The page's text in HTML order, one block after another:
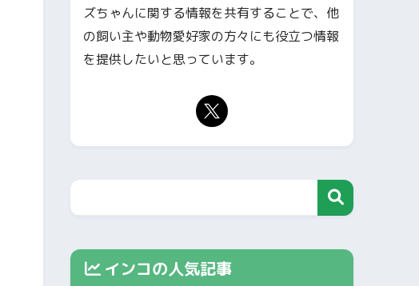
ズちゃんに関する情報を共有することで、他
の飼い主や動物愛好家の方々にも役立つ情報
を提供したいと思っています。
インコの人気記事